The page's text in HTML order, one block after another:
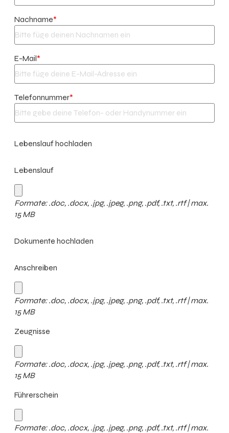
Nachname*
E-Mail*
Telefonnummer*
Lebenslauf hochladen
Lebenslauf
Formate: .doc, .docx, .jpg, .jpeg, .png, .pdf, .txt, .rtf | max.
15 MB
Dokumente hochladen
Anschreiben
Formate: .doc, .docx, .jpg, .jpeg, .png, .pdf, .txt, .rtf | max.
15 MB
Zeugnisse
Formate: .doc, .docx, .jpg, .jpeg, .png, .pdf, .txt, .rtf | max.
15 MB
Führerschein
Formate: .doc, .docx, .jpg, .jpeg, .png, .pdf, .txt, .rtf | max.